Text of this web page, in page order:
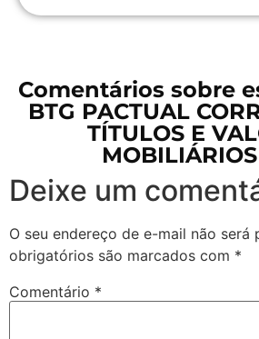
Comentários sobre
BTG PACTUAL
TÍTULOS E
Deixe um
O seu endereço de e-mail não será
obrigatórios são marcados com *
Comentário *